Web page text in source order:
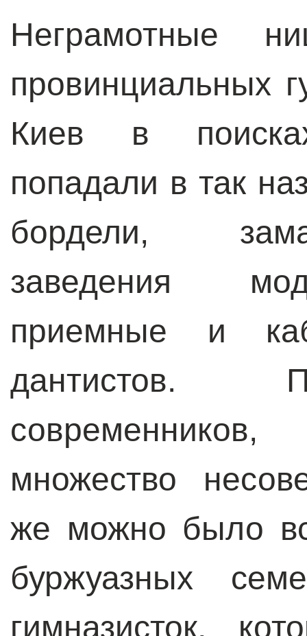
Неграмотные
провинциальных
Киев в
попадали в так
бордели,
заведения
приемные и
дантистов.
множество
же можно было
буржуазных
гимназисток,